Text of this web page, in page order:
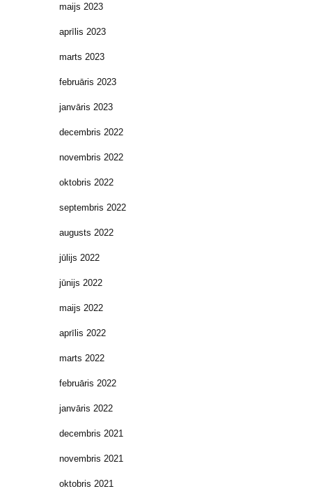
maijs 2023
aprīlis 2023
marts 2023
februāris 2023
janvāris 2023
decembris 2022
novembris 2022
oktobris 2022
septembris 2022
augusts 2022
jūlijs 2022
jūnijs 2022
maijs 2022
aprīlis 2022
marts 2022
februāris 2022
janvāris 2022
decembris 2021
novembris 2021
oktobris 2021